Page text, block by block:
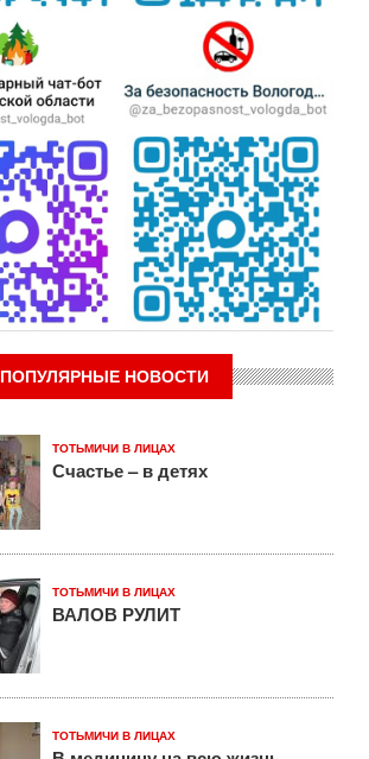
ПОПУЛЯРНЫЕ НОВОСТИ
ТОТЬМИЧИ В ЛИЦАХ
Счастье – в детях
ТОТЬМИЧИ В ЛИЦАХ
ВАЛОВ РУЛИТ
ТОТЬМИЧИ В ЛИЦАХ